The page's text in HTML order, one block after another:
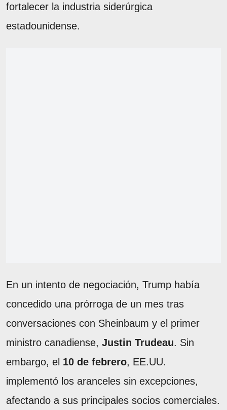
fortalecer la industria siderúrgica
estadounidense.
En un intento de negociación, Trump había
concedido una prórroga de un mes tras
conversaciones con Sheinbaum y el primer
ministro canadiense, Justin Trudeau. Sin
embargo, el 10 de febrero, EE.UU.
implementó los aranceles sin excepciones,
afectando a sus principales socios comerciales.